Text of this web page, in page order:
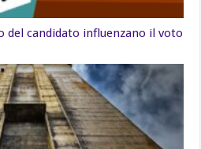
del candidato influenzano il voto